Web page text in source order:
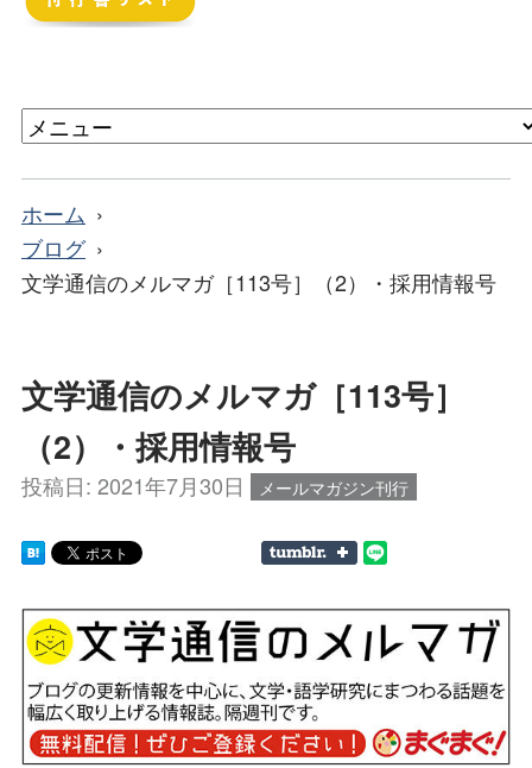
ホーム
ブログ
文学通信のメルマガ［113号］（2）・採用情報号
文学通信のメルマガ［113号］
（2）・採用情報号
投稿日: 2021年7月30日 メールマガジン刊行